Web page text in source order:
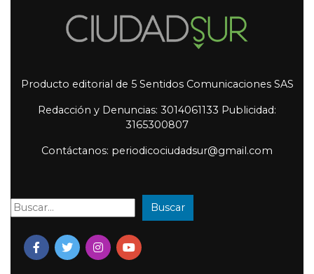
Producto editorial de 5 Sentidos Comunicaciones SAS
Redacción y Denuncias: 3014061133 Publicidad:
3165300807
Contáctanos: periodicociudadsur@gmail.com
Buscar: Buscar